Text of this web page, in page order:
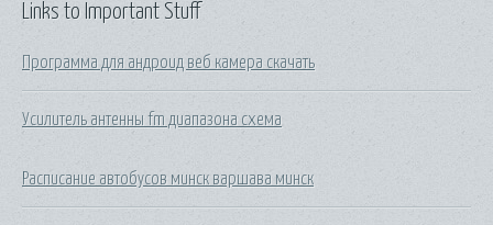
Links to Important Stuff
Программа для андроид веб камера скачать
Усилитель антенны fm диапазона схема
Расписание автобусов минск варшава минск